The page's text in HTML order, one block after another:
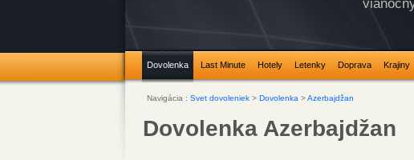
Dovolenka Last Minute Hotely Letenky Doprava Krajiny
Navigácia : Svet dovoleniek > Dovolenka >Azerbajdžan
Dovolenka Azerbajdžan